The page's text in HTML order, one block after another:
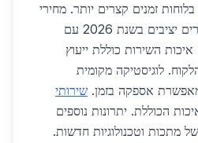
זמנים קצרים יותר. מחירי
הפלדה והאלומיניום נשארים יציבים בשנת 2026 עם
איכות השירות כוללת ייעוץ
לוגיסטיקה מקומית
אספקה בזמן. שירותי
הכוללת. יתרונות נוספים
מתכות וטכנולוגיות חדשות.